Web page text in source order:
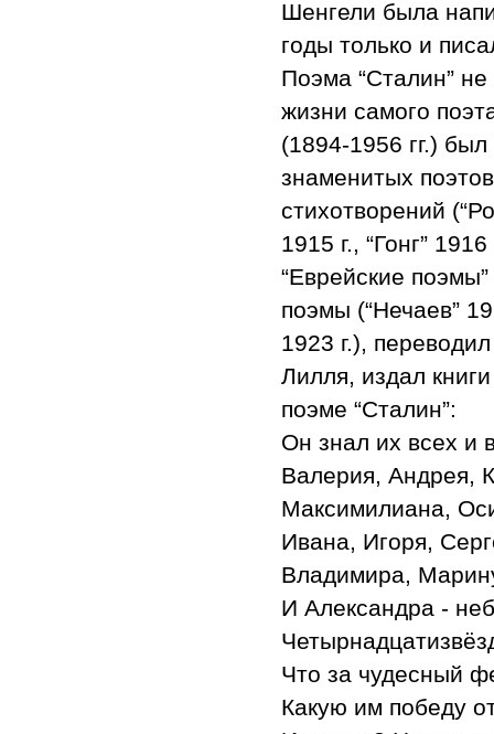
Шенгели была
годы только и
Поэма “Сталин”
жизни самого
(1894-1956 гг.)
знаменитых
стихотворений
1915 г., “Гонг”
“Еврейские
поэмы (“Нечаев”
1923 г.),
Лилля, издал
поэме “Сталин”:
Он знал их всех и
Валерия, Андрея,
Максимилиана,
Ивана, Игоря,
Владимира,
И Александра -
Что за чудесный
Какую им победу